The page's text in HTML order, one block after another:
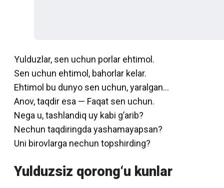
Yulduzlar, sen uchun porlar ehtimol.
Sen uchun ehtimol, bahorlar kelar.
Ehtimol bu dunyo sen uchun, yaralgan…
Anov, taqdir esa — Faqat sen uchun.
Nega u, tashlandiq uy kabi g’arib?
Nechun taqdiringda yashamayapsan?
Uni birovlarga nechun topshirding?
Yulduzsiz qorong‘u kunlar